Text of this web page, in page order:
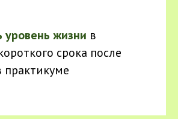
уровень жизни в
срока после
практикуме